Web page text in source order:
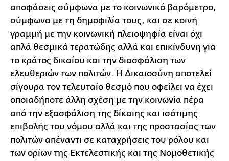
αποφάσεις σύμφωνα με το κοινωνικό βαρόμετρο,
σύμφωνα με τη δημοφιλία τους, και σε κοινή
γραμμή με την κοινωνική πλειοψηφία είναι όχι
απλά θεσμικά τερατώδης αλλά και επικίνδυνη για
το κράτος δικαίου και την διασφάλιση των
ελευθεριών των πολιτών. Η Δικαιοσύνη αποτελεί
σίγουρα τον τελευταίο θεσμό που οφείλει να έχει
οποιαδήποτε άλλη σχέση με την κοινωνία πέρα
από την εξασφάλιση της δίκαιης και ισότιμης
επιβολής του νόμου αλλά και της προστασίας των
πολιτών απέναντι σε καταχρήσεις του ρόλου και
των ορίων της Εκτελεστικής και της Νομοθετικής